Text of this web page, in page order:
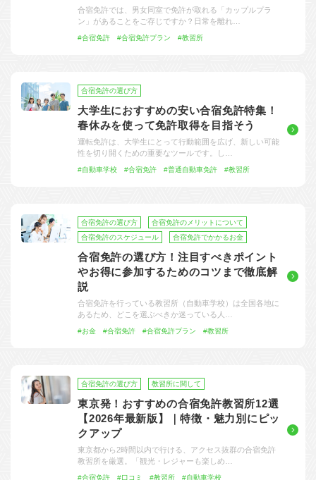
合宿免許では、男女同室で免許が取れる「カップルプラ
ン」があることをご存じですか？日常を離れ…
#合宿免許 #合宿免許プラン #教習所
合宿免許の選び方
大学生におすすめの安い合宿免許特集！
春休みを使って免許取得を目指そう
運転免許は、大学生にとって行動範囲を広げ、新しい可能
性を切り開くための重要なツールです。し…
#自動車学校 #合宿免許 #普通自動車免許 #教習所
合宿免許の選び方
合宿免許のメリットについて
合宿免許のスケジュール
合宿免許でかかるお金
合宿免許の選び方！注目すべきポイント
やお得に参加するためのコツまで徹底解
説
合宿免許を行っている教習所（自動車学校）は全国各地に
あるため、どこを選ぶべきか迷っている人…
#お金 #合宿免許 #合宿免許プラン #教習所
合宿免許の選び方 教習所に関して
東京発！おすすめの合宿免許教習所12選
【2026年最新版】｜特徴・魅力別にピッ
クアップ
東京都から2時間以内で行ける、アクセス抜群の合宿免許
教習所を厳選。「観光・レジャーも楽しめ…
#合宿免許 #口コミ #教習所 #自動車学校